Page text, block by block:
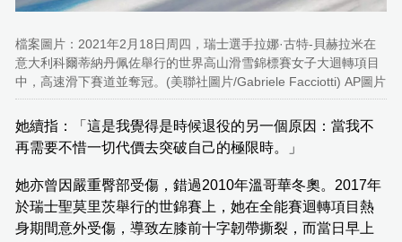
檔案圖片：2021年2月18日周四，瑞士選手拉娜·古特-貝赫拉米在
意大利科爾蒂納丹佩佐舉行的世界高山滑雪錦標賽女子大迴轉項目
中，高速滑下賽道並奪冠。(美聯社圖片/Gabriele Facciotti) AP圖片
她續指：「這是我覺得是時候退役的另一個原因：當我不
再需要不惜一切代價去突破自己的極限時。」
她亦曾因嚴重臀部受傷，錯過2010年溫哥華冬奧。2017年
於瑞士聖莫里茨舉行的世錦賽上，她在全能賽迴轉項目熱
身期間意外受傷，導致左膝前十字韌帶撕裂，而當日早上